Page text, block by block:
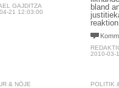
GAJDITZA
21 12:03:00
bland
2010-03-
& NÖJE POLITIK